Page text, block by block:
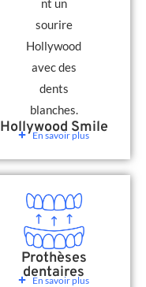
Hollywood Smile
En savoir plus
Prothèses
dentaires
En savoir plus